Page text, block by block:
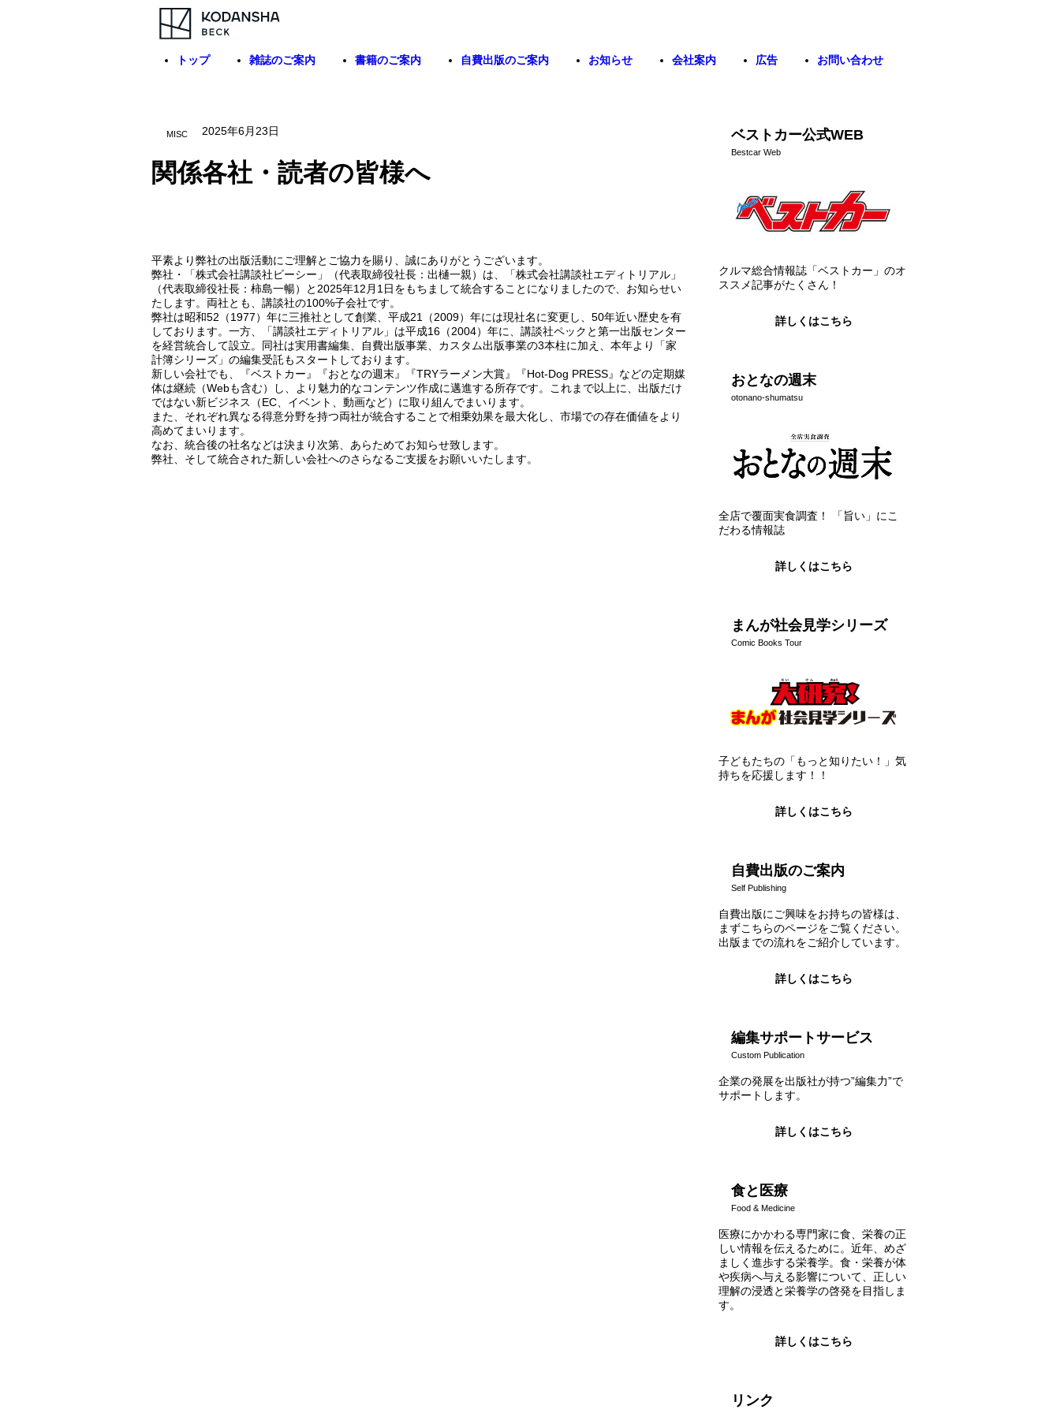
トップ 雑誌のご案内 書籍のご案内 自費出版のご案内 お知らせ 会社案内 広告 お問い合わせ
MISC 2025年6月23日
関係各社・読者の皆様へ
平素より弊社の出版活動にご理解とご協力を賜り、誠にありがとうございます。
弊社・「株式会社講談社ビーシー」（代表取締役社長：出樋一親）は、「株式会社講談社エディトリアル」
（代表取締役社長：柿島一暢）と2025年12月1日をもちまして統合することになりましたので、お知らせい
たします。両社とも、講談社の100%子会社です。
弊社は昭和52（1977）年に三推社として創業、平成21（2009）年には現社名に変更し、50年近い歴史を有
しております。一方、「講談社エディトリアル」は平成16（2004）年に、講談社ペックと第一出版センター
を経営統合して設立。同社は実用書編集、自費出版事業、カスタム出版事業の3本柱に加え、本年より「家
計簿シリーズ」の編集受託もスタートしております。
新しい会社でも、『ベストカー』『おとなの週末』『TRYラーメン大賞』『Hot-Dog PRESS』などの定期媒
体は継続（Webも含む）し、より魅力的なコンテンツ作成に邁進する所存です。これまで以上に、出版だけ
ではない新ビジネス（EC、イベント、動画など）に取り組んでまいります。
また、それぞれ異なる得意分野を持つ両社が統合することで相乗効果を最大化し、市場での存在価値をより
高めてまいります。
なお、統合後の社名などは決まり次第、あらためてお知らせ致します。
弊社、そして統合された新しい会社へのさらなるご支援をお願いいたします。
ベストカー公式WEB
Bestcar Web
クルマ総合情報誌「ベストカー」のオ
ススメ記事がたくさん！
詳しくはこちら
おとなの週末
otonano-shumatsu
全店で覆面実食調査！ 「旨い」にこ
だわる情報誌
詳しくはこちら
まんが社会見学シリーズ
Comic Books Tour
子どもたちの「もっと知りたい！」気
持ちを応援します！！
詳しくはこちら
自費出版のご案内
Self Publishing
自費出版にご興味をお持ちの皆様は、
まずこちらのページをご覧ください。
出版までの流れをご紹介しています。
詳しくはこちら
編集サポートサービス
Custom Publication
企業の発展を出版社が持つ”編集力”で
サポートします。
詳しくはこちら
食と医療
Food & Medicine
医療にかかわる専門家に食、栄養の正
しい情報を伝えるために。近年、めざ
ましく進歩する栄養学。食・栄養が体
や疾病へ与える影響について、正しい
理解の浸透と栄養学の啓発を目指しま
す。
詳しくはこちら
リンク